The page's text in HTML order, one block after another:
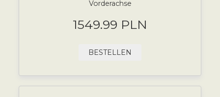
Vorderachse
1549.99 PLN
BESTELLEN